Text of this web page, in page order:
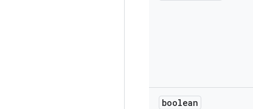
boolean